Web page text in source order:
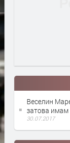
Веселин
затова
30.07.2017